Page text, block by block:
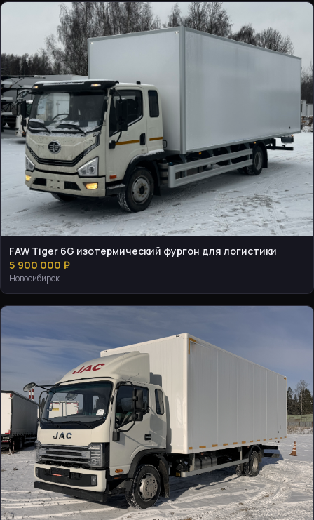
FAW Tiger 6G изотермический фургон для логистики
5 900 000 ₽
Новосибирск